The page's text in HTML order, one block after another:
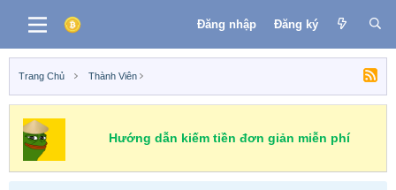
Đăng nhập Đăng ký
Trang Chủ Thành Viên
Hướng dẫn kiếm tiền đơn giản miễn phí